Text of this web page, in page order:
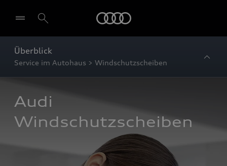
Überblick
Service im Autohaus > Windschutzscheiben
Audi
Windschutzscheiben